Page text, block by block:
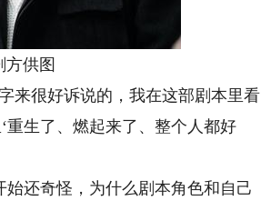
供图
很好诉说的，我在这部剧本里看
生了、燃起来了、整个人都好
还奇怪，为什么剧本角色和自己